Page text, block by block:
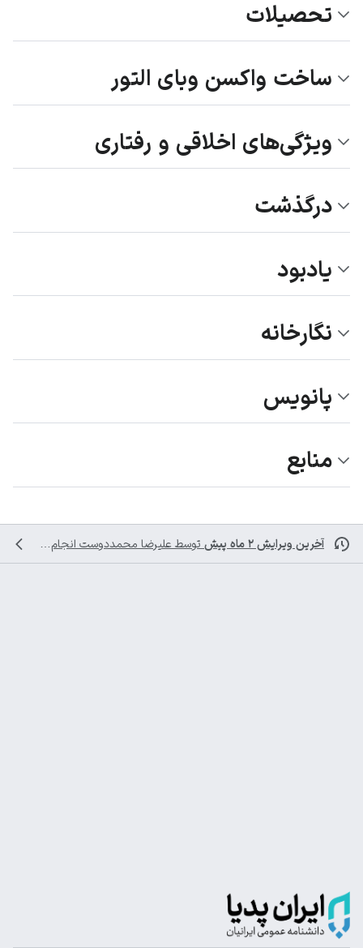
تحصیلات
ساخت واکسن وبای التور
ویژگی‌های اخلاقی و رفتاری
درگذشت
یادبود
نگارخانه
پانویس
منابع
آخرین ویرایش ۲ ماه پیش توسط علیرضا محمددوست انجام شده است